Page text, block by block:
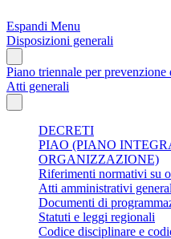
Espandi Menu
Disposizioni generali
Piano triennale per prevenzione
Atti generali
DECRETI
PIAO (PIANO
ORGANIZZAZIONE)
Riferimenti normativi su
Atti amministrativi
Documenti di
Statuti e leggi regionali
Codice disciplinare e